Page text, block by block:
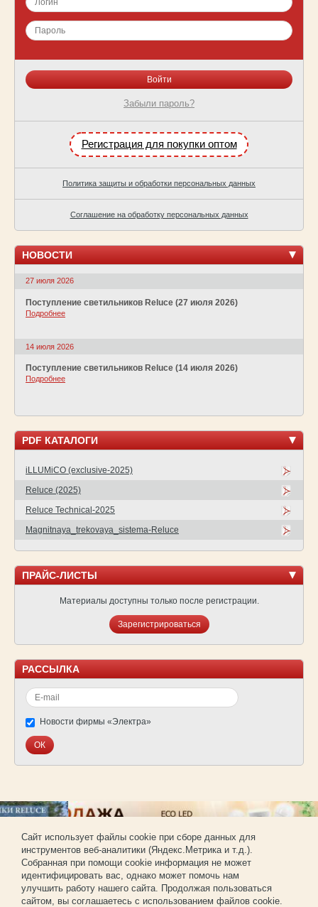
Забыли пароль?
Регистрация для покупки оптом
Политика защиты и обработки персональных данных
Соглашение на обработку персональных данных
НОВОСТИ
27 июля 2026
Поступление светильников Reluce (27 июля 2026)
Подробнее
14 июля 2026
Поступление светильников Reluce (14 июля 2026)
Подробнее
PDF КАТАЛОГИ
iLLUMiCO (exclusive-2025)
Reluce (2025)
Reluce Technical-2025
Magnitnaya_trekovaya_sistema-Reluce
ПРАЙС-ЛИСТЫ
Материалы доступны только после регистрации.
Зарегистрироваться
РАССЫЛКА
Новости фирмы «Электра»
© Фирма «Электра»
Использование материалов сайта без согласования запрещено.
Создание и продвижение сайта — РА «Имиджпром»
Cайт использует файлы cookie при сборе данных для
инструментов веб-аналитики (Яндекс.Метрика и т.д.).
Собранная при помощи cookie информация не может
идентифицировать вас, однако может помочь нам
улучшить работу нашего сайта. Продолжая пользоваться
сайтом, вы соглашаетесь с использованием файлов cookie.
Регистрация для покупки оптом